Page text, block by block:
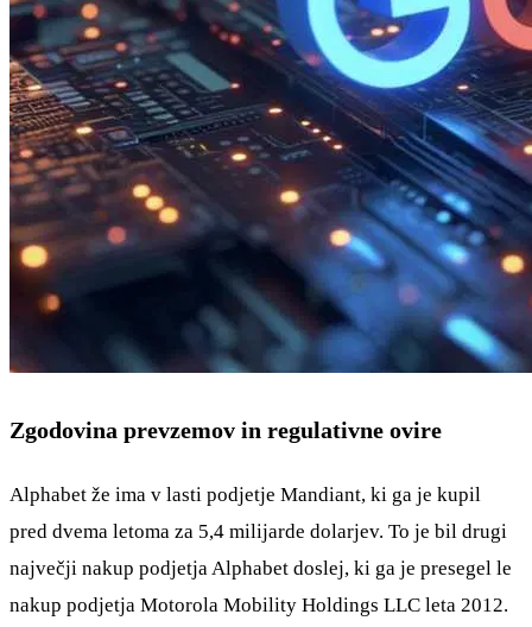
Zgodovina prevzemov in regulativne ovire
Alphabet že ima v lasti podjetje Mandiant, ki ga je kupil
pred dvema letoma za 5,4 milijarde dolarjev. To je bil drugi
največji nakup podjetja Alphabet doslej, ki ga je presegel le
nakup podjetja Motorola Mobility Holdings LLC leta 2012.